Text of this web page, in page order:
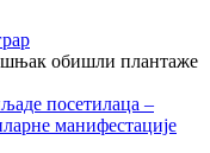
обишли плантаже